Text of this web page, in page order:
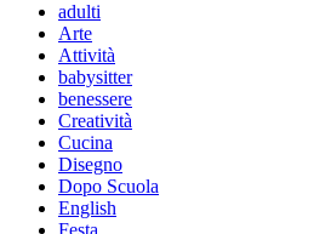
adulti
Arte
Attività
babysitter
benessere
Creatività
Cucina
Disegno
Dopo Scuola
English